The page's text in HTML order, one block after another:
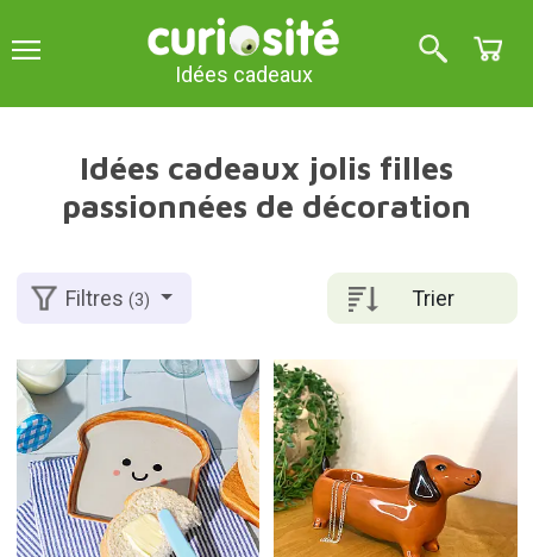
Idées cadeaux
Idées cadeaux jolis filles
passionnées de décoration
Trier
Filtres(3)